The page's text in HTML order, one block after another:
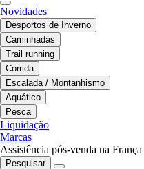
Novidades
Desportos de Inverno
Caminhadas
Trail running
Corrida
Escalada / Montanhismo
Aquático
Pesca
Liquidação
Marcas
Assistência pós-venda na França
Pesquisar